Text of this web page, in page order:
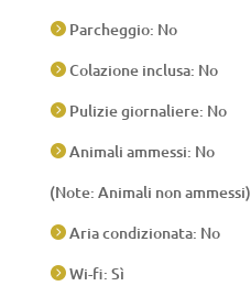
Parcheggio: No
Colazione inclusa: No
Pulizie giornaliere: No
Animali ammessi: No
(Note: Animali non ammessi)
Aria condizionata: No
Wi-fi: Sì